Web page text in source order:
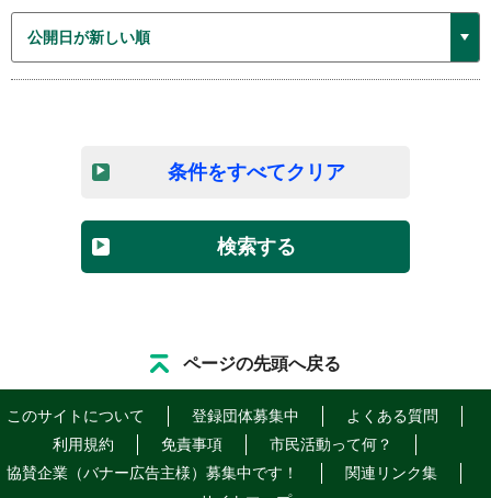
条件をすべてクリア
検索する
ページの先頭へ戻る
このサイトについて 登録団体募集中
よくある質問
利用規約
免責事項
市民活動って何？
協賛企業（バナー広告主様）募集中です！
関連リンク集